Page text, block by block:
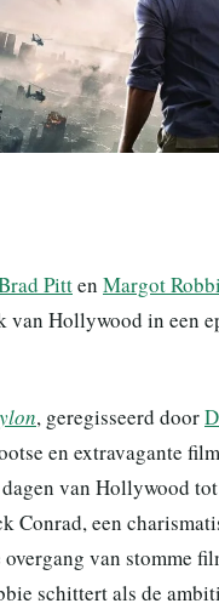
Pitten Margot
van Hollywood in een
, geregisseerd door
en extravagante
van Hollywood
Conrad, een
van stomme
schittert als de